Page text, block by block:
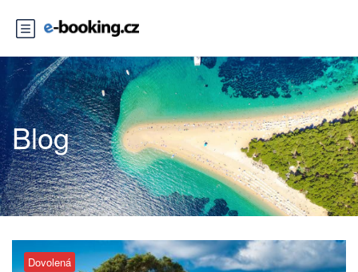
Blog
Dovolená